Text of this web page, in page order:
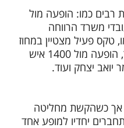
רבים כמו: הופעה מול
משרד הרווחה
פעיל מצטיין במחוז
מרכז ביוזמת מנהל חברה ונוער, הופעה מול 1400 איש
יצחק ועוד.
אך כשהקשת מחליטה
יחדיו למופע אחד